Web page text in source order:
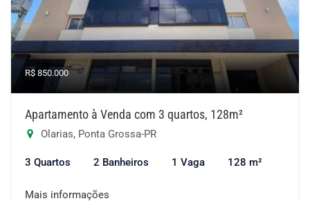
R$ 850.000
Apartamento à Venda com 3 quartos, 128m²
Olarias, Ponta Grossa-PR
3 Quartos 2 Banheiros 1 Vaga 128 m²
Mais informações